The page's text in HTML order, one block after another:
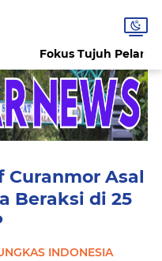
Fokus Tujuh
Asal
Beraksi di 25
INDONESIA